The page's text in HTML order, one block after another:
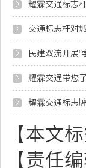
耀霖交通标志
交通标志杆对
民建双流开展
耀霖交通带您
耀霖交通标志
【本文
【责任